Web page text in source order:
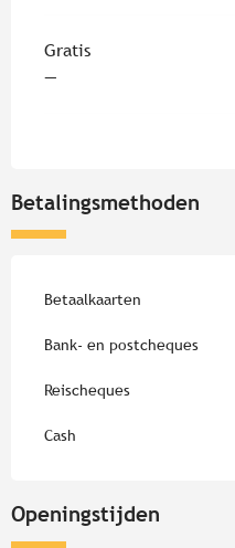
Gratis
—
Betalingsmethoden
Betaalkaarten
Bank- en postcheques
Reischeques
Cash
Openingstijden